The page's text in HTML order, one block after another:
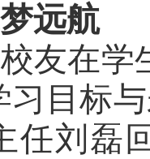
远航
友在
习目标
任刘磊